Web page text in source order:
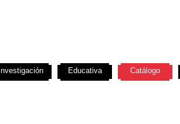
Investigación Educativa Catálogo